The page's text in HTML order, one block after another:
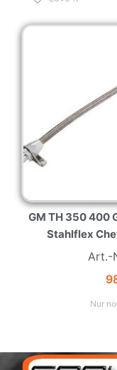
GM TH 350 400
Stahlflex
Art.-
Nur